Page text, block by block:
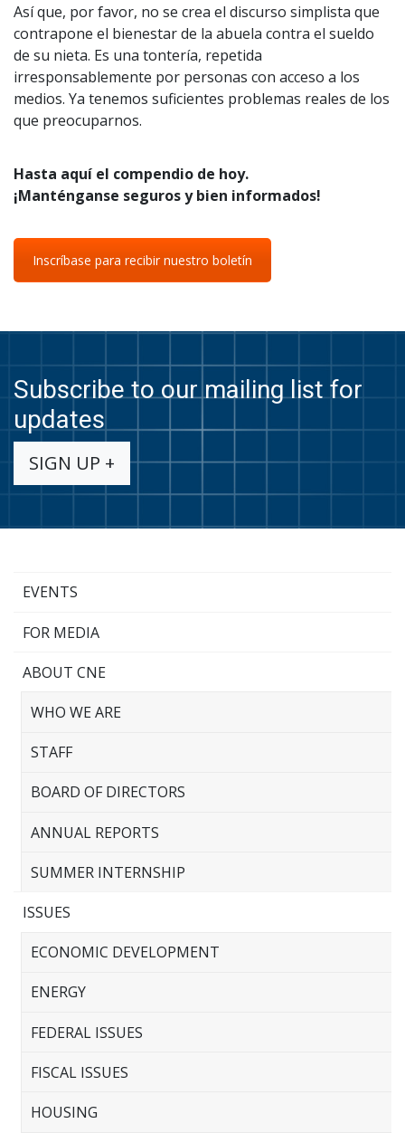
Así que, por favor, no se crea el discurso simplista que
contrapone el bienestar de la abuela contra el sueldo
de su nieta. Es una tontería, repetida
irresponsablemente por personas con acceso a los
medios. Ya tenemos suficientes problemas reales de los
que preocuparnos.
Hasta aquí el compendio de hoy.
¡Manténganse seguros y bien informados!
Inscríbase para recibir nuestro boletín
Subscribe to our mailing list for
updates
SIGN UP +
EVENTS
FOR MEDIA
ABOUT CNE
WHO WE ARE
STAFF
BOARD OF DIRECTORS
ANNUAL REPORTS
SUMMER INTERNSHIP
ISSUES
ECONOMIC DEVELOPMENT
ENERGY
FEDERAL ISSUES
FISCAL ISSUES
HOUSING